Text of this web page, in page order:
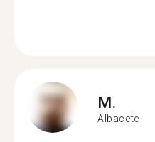
M.
Albacete